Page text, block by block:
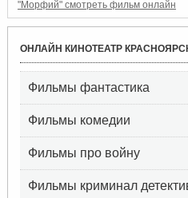
"Морфий​" смотреть фильм онлайн
ОНЛАЙН КИНОТЕАТР
Фильмы фантастика
Фильмы комедии
Фильмы про войну
Фильмы криминал